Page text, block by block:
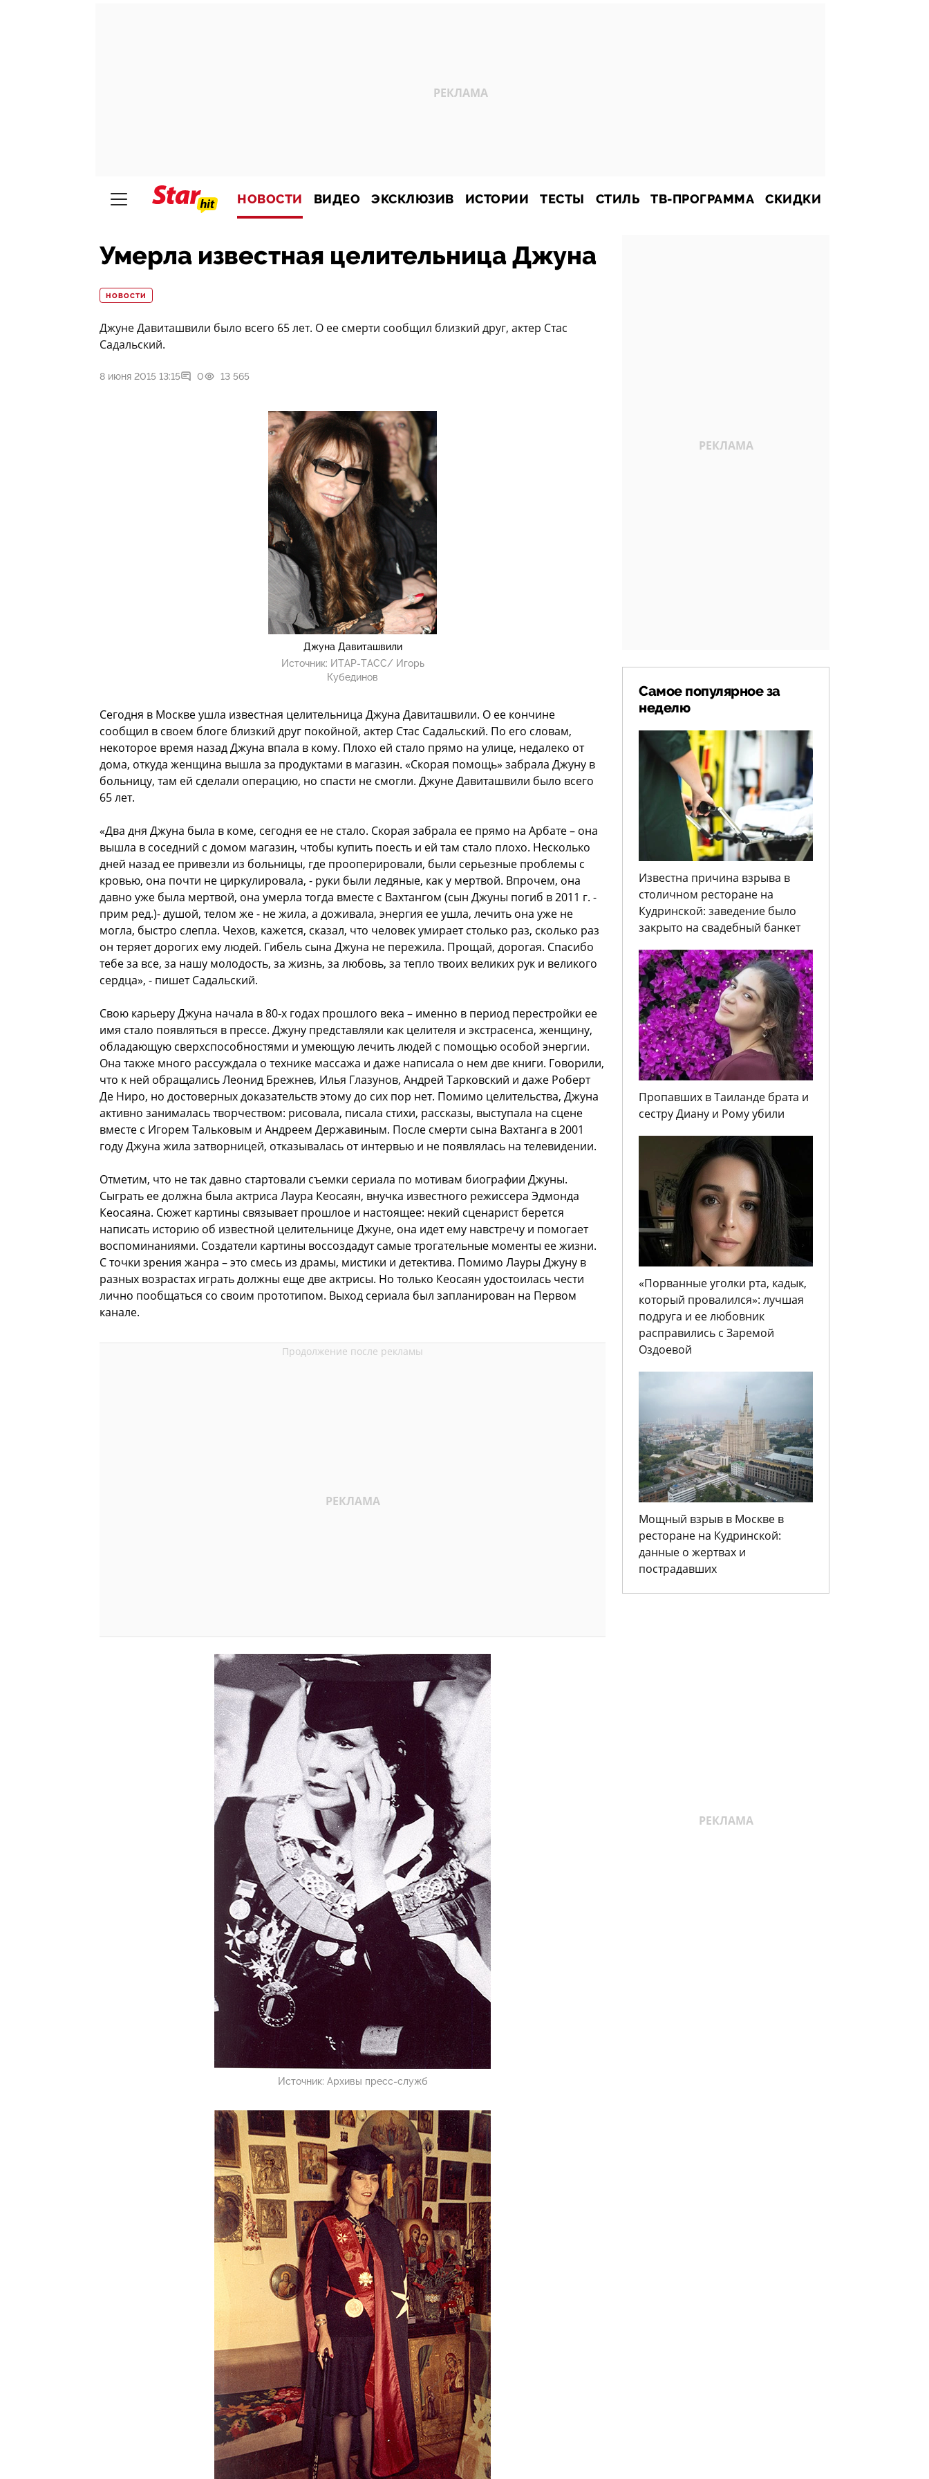
НОВОСТИ ВИДЕО ЭКСКЛЮЗИВ ИСТОРИИ ТЕСТЫ СТИЛЬ ТВ-ПРОГРАММА СКИДКИ
Умерла известная целительница Джуна
НОВОСТИ
Джуне Давиташвили было всего 65 лет. О ее смерти сообщил близкий друг, актер Стас
Садальский.
8 июня 2015 13:15 0 13 565
Джуна Давиташвили
Источник: ИТАР-ТАСС/ Игорь
Кубединов
Сегодня в Москве ушла известная целительница Джуна Давиташвили. О ее кончине
сообщил в своем блоге близкий друг покойной, актер Стас Садальский. По его словам,
некоторое время назад Джуна впала в кому. Плохо ей стало прямо на улице, недалеко от
дома, откуда женщина вышла за продуктами в магазин. «Скорая помощь» забрала Джуну в
больницу, там ей сделали операцию, но спасти не смогли. Джуне Давиташвили было всего
65 лет.
«Два дня Джуна была в коме, сегодня ее не стало. Скорая забрала ее прямо на Арбате – она
вышла в соседний с домом магазин, чтобы купить поесть и ей там стало плохо. Несколько
дней назад ее привезли из больницы, где прооперировали, были серьезные проблемы с
кровью, она почти не циркулировала, - руки были ледяные, как у мертвой. Впрочем, она
давно уже была мертвой, она умерла тогда вместе с Вахтангом (сын Джуны погиб в 2011 г. -
прим ред.)- душой, телом же - не жила, а доживала, энергия ее ушла, лечить она уже не
могла, быстро слепла. Чехов, кажется, сказал, что человек умирает столько раз, сколько раз
он теряет дорогих ему людей. Гибель сына Джуна не пережила. Прощай, дорогая. Спасибо
тебе за все, за нашу молодость, за жизнь, за любовь, за тепло твоих великих рук и великого
сердца», - пишет Садальский.
Свою карьеру Джуна начала в 80-х годах прошлого века – именно в период перестройки ее
имя стало появляться в прессе. Джуну представляли как целителя и экстрасенса, женщину,
обладающую сверхспособностями и умеющую лечить людей с помощью особой энергии.
Она также много рассуждала о технике массажа и даже написала о нем две книги. Говорили,
что к ней обращались Леонид Брежнев, Илья Глазунов, Андрей Тарковский и даже Роберт
Де Ниро, но достоверных доказательств этому до сих пор нет. Помимо целительства, Джуна
активно занималась творчеством: рисовала, писала стихи, рассказы, выступала на сцене
вместе с Игорем Тальковым и Андреем Державиным. После смерти сына Вахтанга в 2001
году Джуна жила затворницей, отказывалась от интервью и не появлялась на телевидении.
Отметим, что не так давно стартовали съемки сериала по мотивам биографии Джуны.
Сыграть ее должна была актриса Лаура Кеосаян, внучка известного режиссера Эдмонда
Кеосаяна. Сюжет картины связывает прошлое и настоящее: некий сценарист берется
написать историю об известной целительнице Джуне, она идет ему навстречу и помогает
воспоминаниями. Создатели картины воссоздадут самые трогательные моменты ее жизни.
С точки зрения жанра – это смесь из драмы, мистики и детектива. Помимо Лауры Джуну в
разных возрастах играть должны еще две актрисы. Но только Кеосаян удостоилась чести
лично пообщаться со своим прототипом. Выход сериала был запланирован на Первом
канале.
Источник: Архивы пресс-служб
Самое популярное за
неделю
Известна причина взрыва в
столичном ресторане на
Кудринской: заведение было
закрыто на свадебный банкет
Пропавших в Таиланде брата и
сестру Диану и Рому убили
«Порванные уголки рта, кадык,
который провалился»: лучшая
подруга и ее любовник
расправились с Заремой
Оздоевой
Мощный взрыв в Москве в
ресторане на Кудринской:
данные о жертвах и
пострадавших